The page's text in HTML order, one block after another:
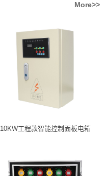
More>>
10KW工程款智能控制面板电箱